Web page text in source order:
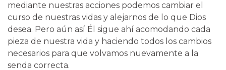
mediante nuestras acciones podemos cambiar el
curso de nuestras vidas y alejarnos de lo que Dios
desea. Pero aún así Él sigue ahí acomodando cada
pieza de nuestra vida y haciendo todos los cambios
necesarios para que volvamos nuevamente a la
senda correcta.